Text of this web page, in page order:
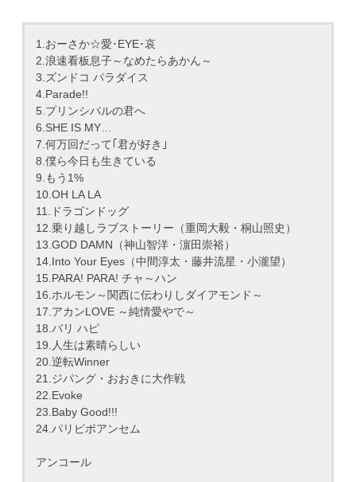
1.おーさか☆愛･EYE･哀
2.浪速看板息子～なめたらあかん～
3.ズンドコ パラダイス
4.Parade!!
5.プリンシパルの君へ
6.SHE IS MY…
7.何万回だって｢君が好き｣
8.僕ら今日も生きている
9.もう1%
10.OH LA LA
11.ドラゴンドッグ
12.乗り越しラブストーリー（重岡大毅・桐山照史）
13.GOD DAMN（神山智洋・濵田崇裕）
14.Into Your Eyes（中間淳太・藤井流星・小瀧望）
15.PARA! PARA! チャ～ハン
16.ホルモン～関西に伝わりしダイアモンド～
17.アカンLOVE ～純情愛やで～
18.バリ ハピ
19.人生は素晴らしい
20.逆転Winner
21.ジパング・おおきに大作戦
22.Evoke
23.Baby Good!!!
24.パリピポアンセム
アンコール